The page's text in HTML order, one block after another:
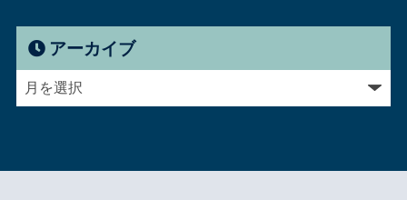
アーカイブ